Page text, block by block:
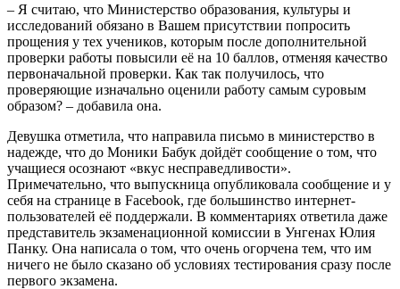
– Я считаю, что Министерство образования, культуры и
исследований обязано в Вашем присутствии попросить
прощения у тех учеников, которым после дополнительной
проверки работы повысили её на 10 баллов, отменяя качество
первоначальной проверки. Как так получилось, что
проверяющие изначально оценили работу самым суровым
образом? – добавила она.
Девушка отметила, что направила письмо в министерство в
надежде, что до Моники Бабук дойдёт сообщение о том, что
учащиеся осознают «вкус несправедливости».
Примечательно, что выпускница опубликовала сообщение и у
себя на странице в Facebook, где большинство интернет-
пользователей её поддержали. В комментариях ответила даже
представитель экзаменационной комиссии в Унгенах Юлия
Панку. Она написала о том, что очень огорчена тем, что им
ничего не было сказано об условиях тестирования сразу после
первого экзамена.